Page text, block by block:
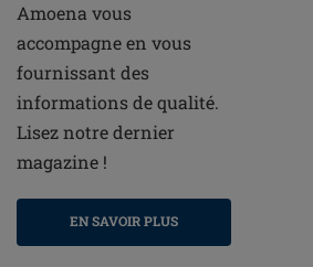
Amoena vous
accompagne en vous
fournissant des
informations de qualité.
Lisez notre dernier
magazine !
EN SAVOIR PLUS